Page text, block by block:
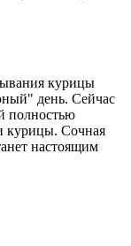
курицы
день. Сейчас
полностью
курицы. Сочная
настоящим